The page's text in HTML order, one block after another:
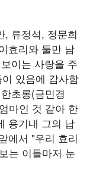
, 류정석, 정문희
효리와 둘만 남
이는 사랑을 주
있음에 감사함
초롱(금민경
마인 것 같아 한
용기내 그의 납
에서 "우리 효리
는 이들마저 눈